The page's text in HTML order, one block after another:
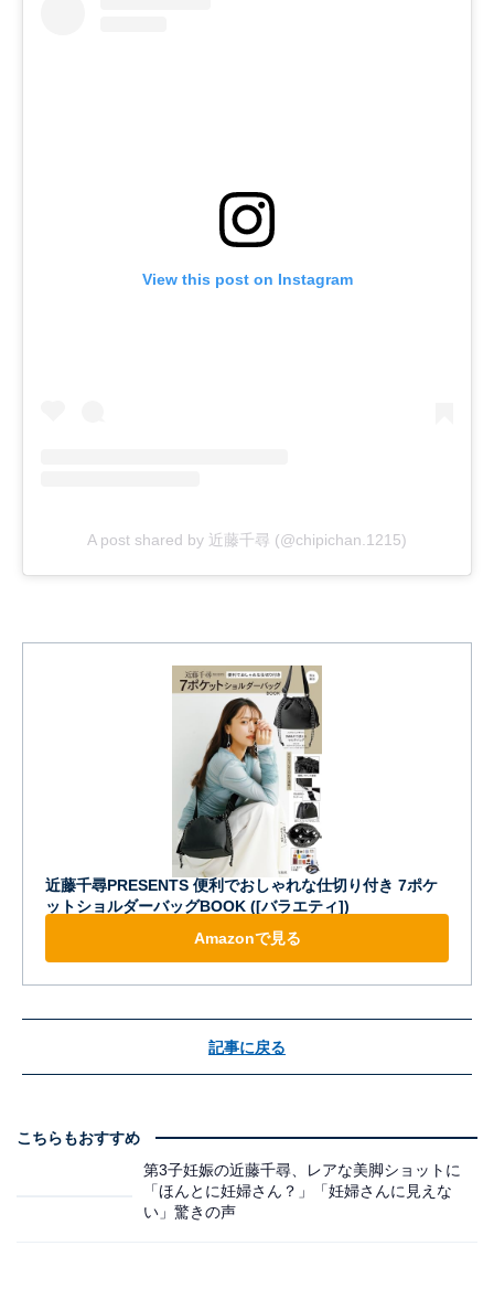
View this post on Instagram
A post shared by 近藤千尋 (@chipichan.1215)
近藤千尋PRESENTS 便利でおしゃれな仕切り付き 7ポケ
ットショルダーバッグBOOK ([バラエティ])
Amazonで見る
記事に戻る
こちらもおすすめ
第3子妊娠の近藤千尋、レアな美脚ショットに
「ほんとに妊婦さん？」「妊婦さんに見えな
い」驚きの声